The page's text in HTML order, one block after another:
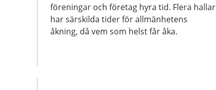
föreningar och företag hyra tid. Flera hallar
har särskilda tider för allmänhetens
åkning, då vem som helst får åka.